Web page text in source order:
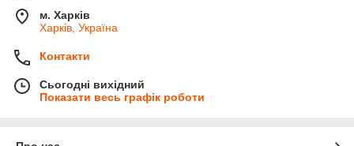
м. Харків
Харків, Україна
Контакти
Сьогодні вихідний
Показати весь графік роботи